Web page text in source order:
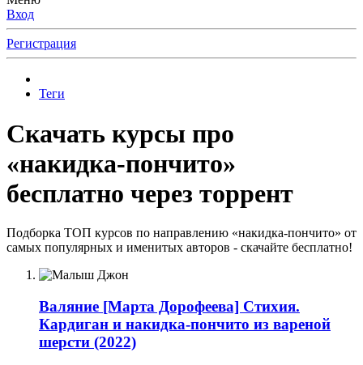
Вход
Регистрация
Теги
Скачать курсы про
«накидка-пончито»
бесплатно через торрент
Подборка ТОП курсов по направлению «накидка-пончито» от
самых популярных и именитых авторов - скачайте бесплатно!
Валяние [Марта Дорофеева] Стихия.
Кардиган и накидка-пончито из вареной
шерсти (2022)